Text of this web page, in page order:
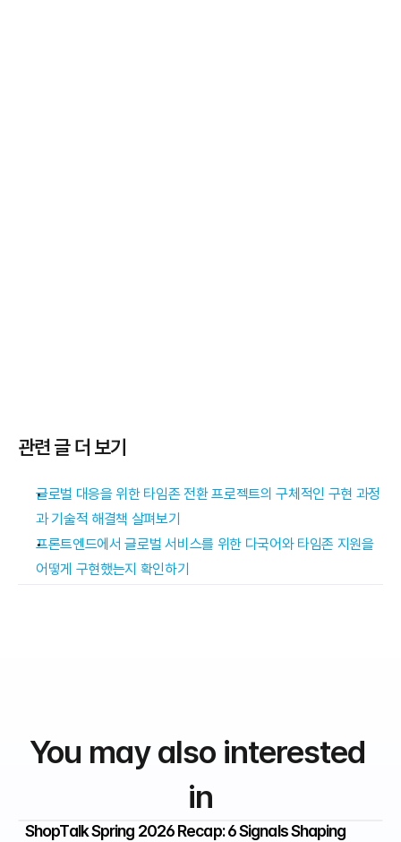
관련 글 더 보기
글로벌 대응을 위한 타임존 전환 프로젝트의 구체적인 구현 과정
과 기술적 해결책 살펴보기
프론트엔드에서 글로벌 서비스를 위한 다국어와 타임존 지원을
어떻게 구현했는지 확인하기
You may also interested
in
ShopTalk Spring 2026 Recap: 6 Signals Shaping